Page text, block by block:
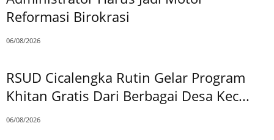
Reformasi Birokrasi
06/08/2026
RSUD Cicalengka Rutin Gelar Program
Khitan Gratis Dari Berbagai Desa Kec...
06/08/2026